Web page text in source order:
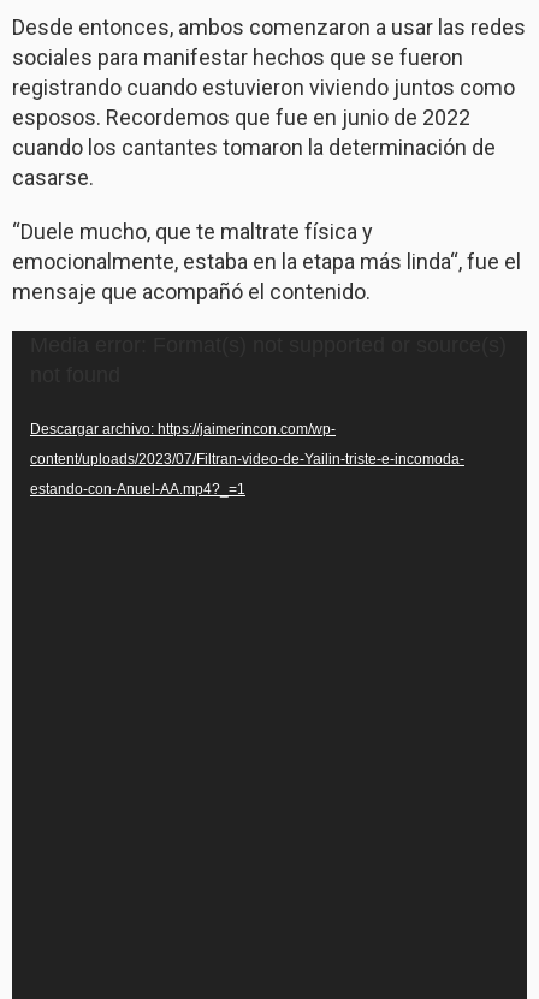
Desde entonces, ambos comenzaron a usar las redes
sociales para manifestar hechos que se fueron
registrando cuando estuvieron viviendo juntos como
esposos. Recordemos que fue en junio de 2022
cuando los cantantes tomaron la determinación de
casarse.
“Duele mucho, que te maltrate física y
emocionalmente, estaba en la etapa más linda“, fue el
mensaje que acompañó el contenido.
Descargar archivo: https://jaimerincon.com/wp-
content/uploads/2023/07/Filtran-video-de-Yailin-triste-e-incomoda-
estando-con-Anuel-AA.mp4?_=1